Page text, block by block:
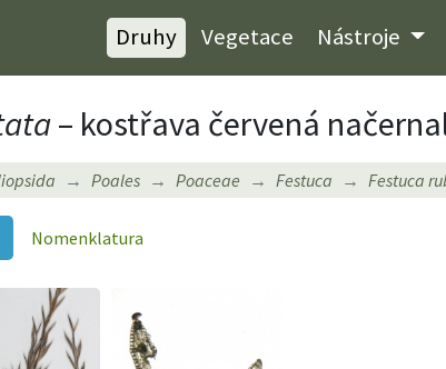
Druhy Vegetace Nástroje
– kostřava červená
Poales Poaceae Festuca Festuca
Nomenklatura